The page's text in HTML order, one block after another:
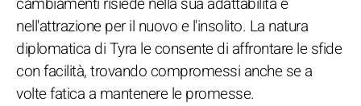
nell'attrazione per il nuovo e l'insolito. La natura
diplomatica di Tyra le consente di affrontare le sfide
con facilità, trovando compromessi anche se a
volte fatica a mantenere le promesse.